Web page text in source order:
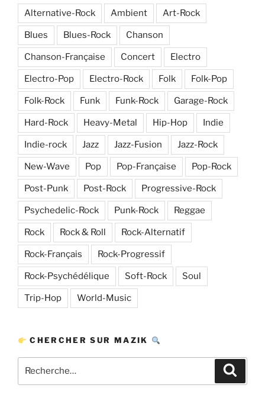
Alternative-Rock Ambient Art-Rock
Blues Blues-Rock Chanson
Chanson-Française Concert Electro
Electro-Pop Electro-Rock Folk Folk-Pop
Folk-Rock Funk Funk-Rock Garage-Rock
Hard-Rock Heavy-Metal Hip-Hop Indie
Indie-rock Jazz Jazz-Fusion Jazz-Rock
New-Wave Pop Pop-Française Pop-Rock
Post-Punk Post-Rock Progressive-Rock
Psychedelic-Rock Punk-Rock Reggae
Rock Rock & Roll Rock-Alternatif
Rock-Français Rock-Progressif
Rock-Psychédélique Soft-Rock Soul
Trip-Hop World-Music
CHERCHER SUR MAZIK
pour